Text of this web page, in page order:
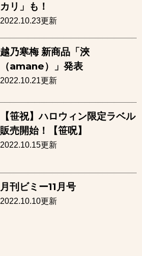
カリ」も！
2022.10.23更新
越乃寒梅 新商品「浹
（amane）」発表
2022.10.21更新
【笹祝】ハロウィン限定ラベル
販売開始！【笹呪】
2022.10.15更新
月刊ビミー11月号
2022.10.10更新